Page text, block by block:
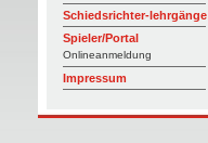
Schiedsrichter-lehrgänge
Spieler/Portal
Onlineanmeldung
Impressum